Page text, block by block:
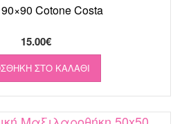
Cotone Costa
15.00€
ΣΤΟ ΚΑΛΆΘΙ